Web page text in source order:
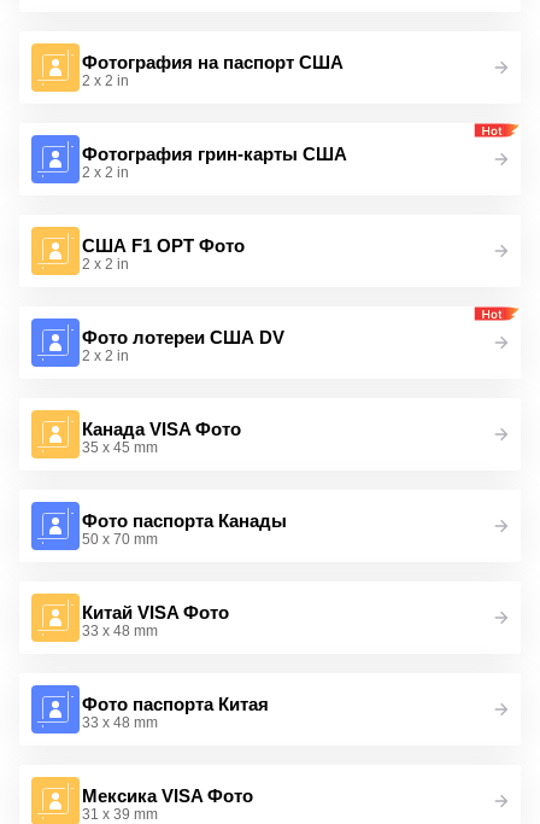
Фотография на паспорт США
2 x 2 in
Фотография грин-карты США
2 x 2 in
США F1 OPT Фото
2 x 2 in
Фото лотереи США DV
2 x 2 in
Канада VISA Фото
35 x 45 mm
Фото паспорта Канады
50 x 70 mm
Китай VISA Фото
33 x 48 mm
Фото паспорта Китая
33 x 48 mm
Мексика VISA Фото
31 x 39 mm